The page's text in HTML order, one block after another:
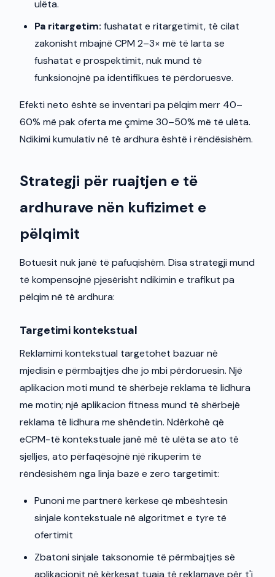
ulëta.
Pa ritargetim: fushatat e ritargetimit, të cilat
zakonisht mbajnë CPM 2–3× më të larta se
fushatat e prospektimit, nuk mund të
funksionojnë pa identifikues të përdoruesve.
Efekti neto është se inventari pa pëlqim merr 40–
60% më pak oferta me çmime 30–50% më të ulëta.
Ndikimi kumulativ në të ardhura është i rëndësishëm.
Strategji për ruajtjen e të
ardhurave nën kufizimet e
pëlqimit
Botuesit nuk janë të pafuqishëm. Disa strategji mund
të kompensojnë pjesërisht ndikimin e trafikut pa
pëlqim në të ardhura:
Targetimi kontekstual
Reklamimi kontekstual targetohet bazuar në
mjedisin e përmbajtjes dhe jo mbi përdoruesin. Një
aplikacion moti mund të shërbejë reklama të lidhura
me motin; një aplikacion fitness mund të shërbejë
reklama të lidhura me shëndetin. Ndërkohë që
eCPM-të kontekstuale janë më të ulëta se ato të
sjelljes, ato përfaqësojnë një rikuperim të
rëndësishëm nga linja bazë e zero targetimit:
Punoni me partnerë kërkese që mbështesin
sinjale kontekstuale në algoritmet e tyre të
ofertimit
Zbatoni sinjale taksonomie të përmbajtjes së
aplikacionit në kërkesat tuaja të reklamave për t'i